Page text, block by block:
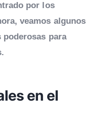
por los
veamos algunos
para
en el